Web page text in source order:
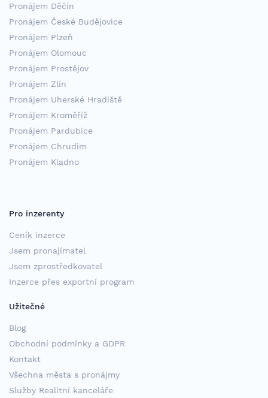
Pronájem Děčín
Pronájem České Budějovice
Pronájem Plzeň
Pronájem Olomouc
Pronájem Prostějov
Pronájem Zlín
Pronájem Uherské Hradiště
Pronájem Kroměříž
Pronájem Pardubice
Pronájem Chrudim
Pronájem Kladno
Pro inzerenty
Ceník inzerce
Jsem pronajímatel
Jsem zprostředkovatel
Inzerce přes exportní program
Užitečné
Blog
Obchodní podmínky a GDPR
Kontakt
Všechna města s pronájmy
Služby Realitní kanceláře